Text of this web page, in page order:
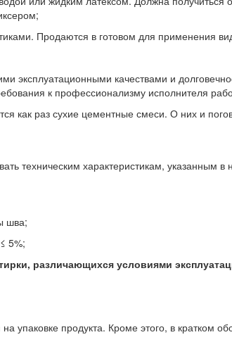
Продаются в готовом для применения
эксплуатационными качествами и
к профессионализму исполнителя
как раз сухие цементные смеси. О них и
техническим характеристикам, указанным
шва;
5%;
различающихся условиями
упаковке продукта. Кроме этого, в кратком